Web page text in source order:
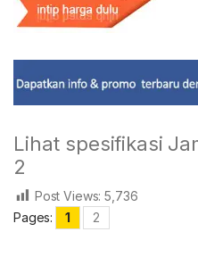
Lihat spesifikasi
2
Post Views: 5,736
Pages:
1 2